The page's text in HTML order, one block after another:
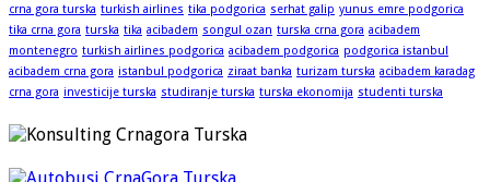
crna gora turska turkish airlines tika podgorica serhat galip yunus emre podgorica
tika crna gora turska tika acibadem songul ozan turska crna gora acibadem
montenegro turkish airlines podgorica acibadem podgorica podgorica istanbul
acibadem crna gora istanbul podgorica ziraat banka turizam turska acibadem karadag
crna gora investicije turska studiranje turska turska ekonomija studenti turska